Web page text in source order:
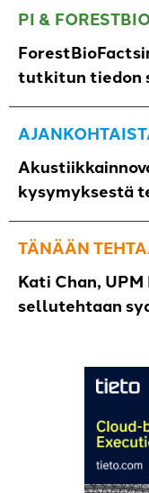
PI &
tutkitun tiedon
kysymyksestä
TÄNÄÄN
Kati Chan,
sellutehtaan